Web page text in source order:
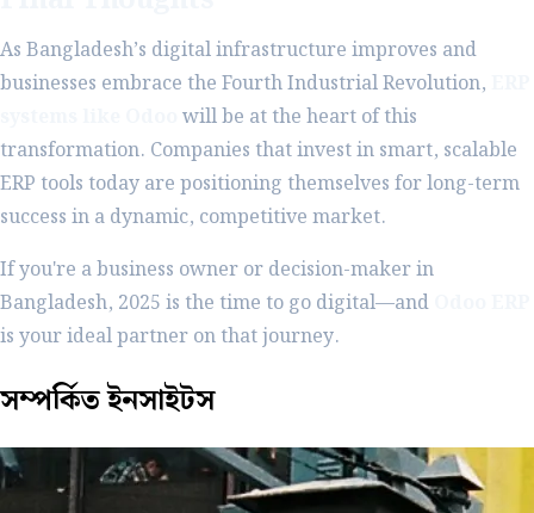
As Bangladesh’s digital infrastructure improves and
businesses embrace the Fourth Industrial Revolution,
will be at the heart of this
transformation. Companies that invest in smart, scalable
ERP tools today are positioning themselves for long-term
success in a dynamic, competitive market.
If you're a business owner or decision-maker in
Bangladesh, 2025 is the time to go digital—and
is your ideal partner on that journey.
সম্পর্কিতইনসাইটস